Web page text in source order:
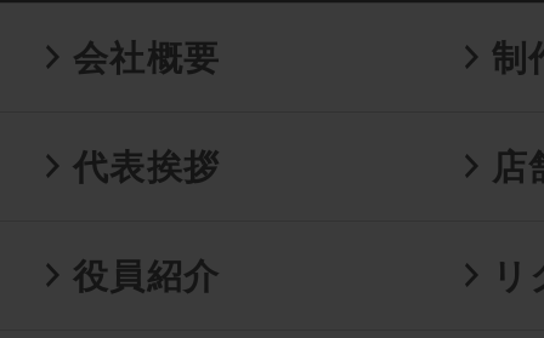
会社概要 制
代表挨拶 店
役員紹介